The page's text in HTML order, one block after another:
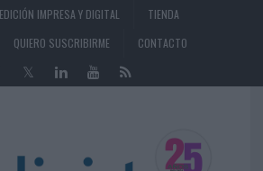
EDICIÓN IMPRESA Y DIGITAL
TIENDA
QUIERO SUSCRIBIRME CONTACTO